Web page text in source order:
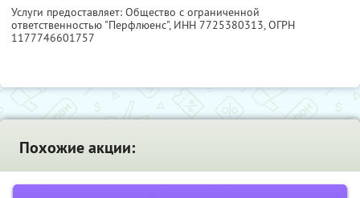
Услуги предоставляет: Общество с ограниченной
ответственностью "Перфлюенс", ИНН 7725380313, ОГРН
1177746601757
Похожие акции: